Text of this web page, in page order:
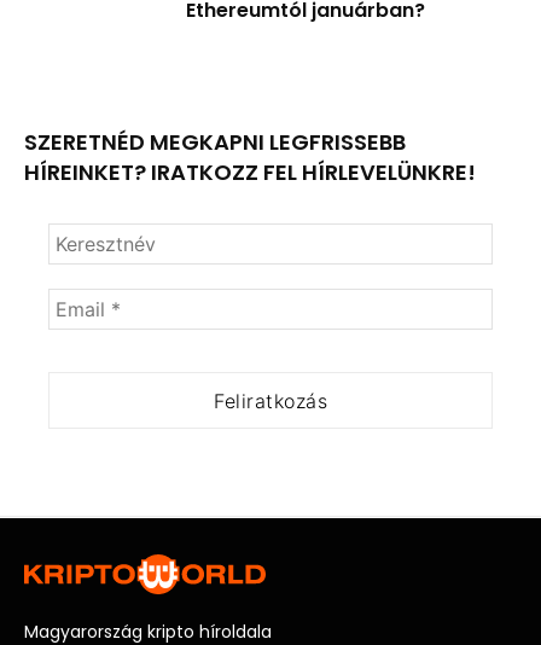
Ethereumtól januárban?
SZERETNÉD MEGKAPNI LEGFRISSEBB
HÍREINKET? IRATKOZZ FEL HÍRLEVELÜNKRE!
Magyarország kripto híroldala